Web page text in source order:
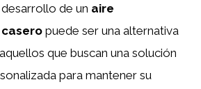
de un aire
puede ser una alternativa
que buscan una solución
para mantener su